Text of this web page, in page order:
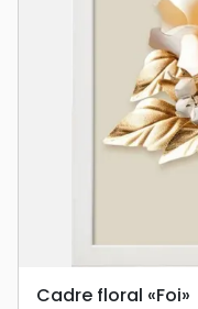
Cadre floral «Foi»